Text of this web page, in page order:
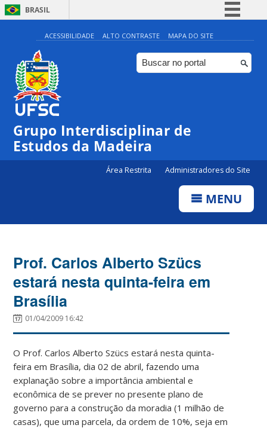
BRASIL
Simplifique!
Comunica BR
Participe
Canais
ACESSIBILIDADE ALTO CONTRASTE MAPA DO SITE
Grupo Interdisciplinar de
Estudos da Madeira
Área Restrita Administradores do Site
MENU
Prof. Carlos Alberto Szücs
estará nesta quinta-feira em
Brasília
01/04/2009 16:42
O Prof. Carlos Alberto Szücs estará nesta quinta-
feira em Brasília, dia 02 de abril, fazendo uma
explanação sobre a importância ambiental e
econômica de se prever no presente plano de
governo para a construção da moradia (1 milhão de
casas), que uma parcela, da ordem de 10%, seja em